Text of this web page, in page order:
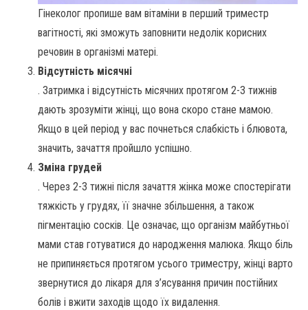
Гінеколог пропише вам вітаміни в перший триместр
вагітності, які зможуть заповнити недолік корисних
речовин в організмі матері.
Відсутність місячні
. Затримка і відсутність місячних протягом 2-3 тижнів
дають зрозуміти жінці, що вона скоро стане мамою.
Якщо в цей період у вас почнеться слабкість і блювота,
значить, зачаття пройшло успішно.
Зміна грудей
. Через 2-3 тижні після зачаття жінка може спостерігати
тяжкість у грудях, її значне збільшення, а також
пігментацію сосків. Це означає, що організм майбутньої
мами став готуватися до народження малюка. Якщо біль
не припиняється протягом усього триместру, жінці варто
звернутися до лікаря для з’ясування причин постійних
болів і вжити заходів щодо їх видалення.